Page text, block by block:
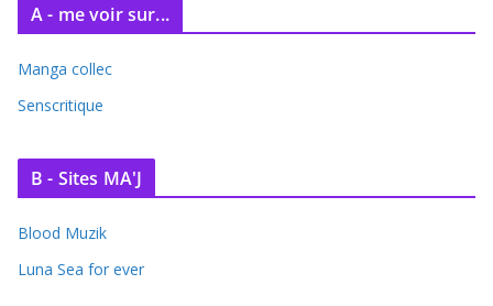
A - me voir sur...
Manga collec
Senscritique
B - Sites MA'J
Blood Muzik
Luna Sea for ever